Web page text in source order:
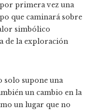
primera vez una
que caminará sobre
simbólico
de la exploración
solo supone una
un cambio en la
un lugar que no